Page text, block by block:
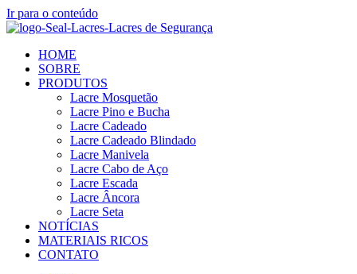
Ir para o conteúdo
HOME
SOBRE
PRODUTOS
Lacre Mosquetão
Lacre Pino e Bucha
Lacre Cadeado
Lacre Cadeado Blindado
Lacre Manivela
Lacre Cabo de Aço
Lacre Escada
Lacre Âncora
Lacre Seta
NOTÍCIAS
MATERIAIS RICOS
CONTATO